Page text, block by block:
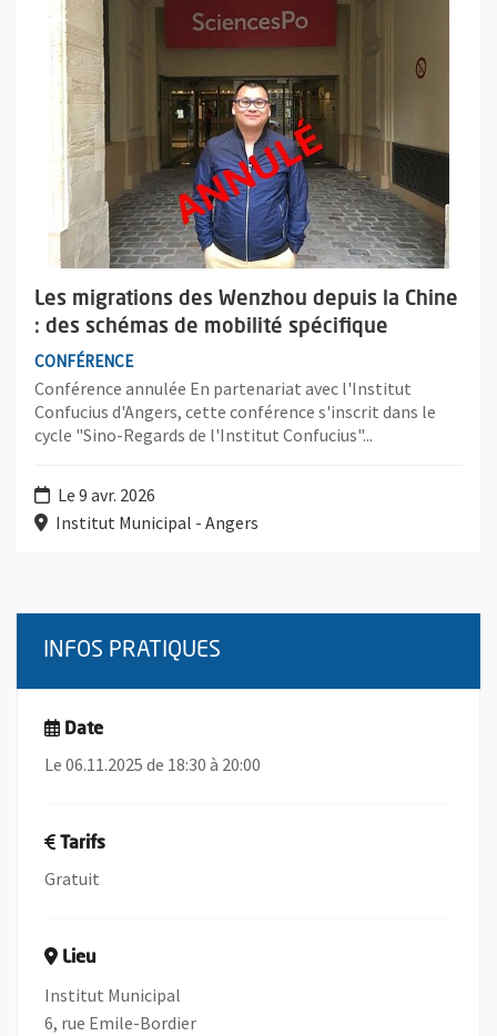
Les migrations des Wenzhou depuis la Chine
: des schémas de mobilité spécifique
CONFÉRENCE
Conférence annulée En partenariat avec l'Institut
Confucius d'Angers, cette conférence s'inscrit dans le
cycle "Sino-Regards de l'Institut Confucius"...
Le 9 avr. 2026
Institut Municipal - Angers
INFOS PRATIQUES
Date
Le 06.11.2025 de 18:30 à 20:00
Tarifs
Gratuit
Lieu
Institut Municipal
6, rue Emile-Bordier